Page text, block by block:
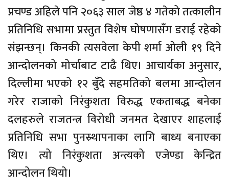
प्रचण्ड अहिले पनि २०६३ साल जेष्ठ ४ गतेको तत्कालीन
प्रतिनिधि सभामा प्रस्तुत विशेष घोषणासँग डराई रहेको
संझन्छन्। किनकी त्यसवेला केपी शर्मा ओली १९ दिने
आन्दोलनको मोर्चाबाट टाढै थिए। आचार्यका अनुसार,
दिल्लीमा भएको १२ बुँदे सहमतिको बलमा आन्दोलन
गरेर राजाको निरंकुशता विरुद्ध एकताबद्ध बनेका
दलहरुले राजतन्त्र विरोधी जनमत देखाएर शाहलाई
प्रतिनिधि सभा पुनस्र्थापनाका लागि बाध्य बनाएका
थिए। त्यो निरंकुशता अन्त्यको एजेण्डा केन्द्रित
आन्दोलन थियो।